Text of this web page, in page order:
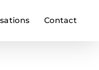
Contact